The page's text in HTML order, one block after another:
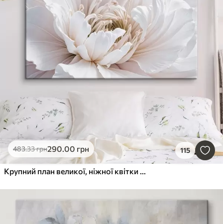
483.33грн290.00 грн 115
Крупний план великої, ніжної квітки пастельного кольору з м'якими пелюстками, що розпускаються